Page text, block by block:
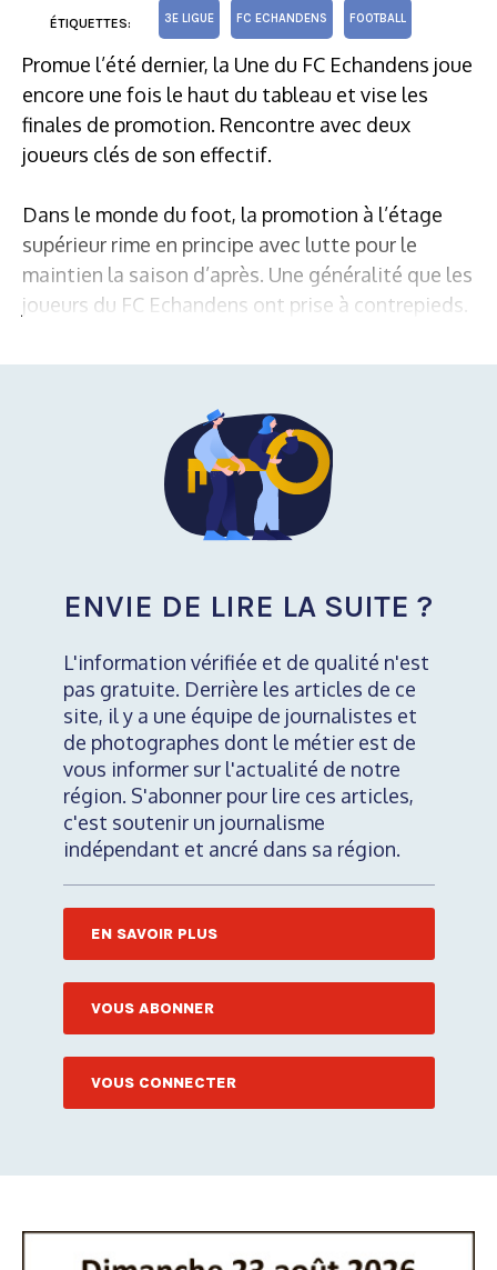
ÉTIQUETTES: 3E LIGUE FC ECHANDENS FOOTBALL
Promue l’été dernier, la Une du FC Echandens joue
encore une fois le haut du tableau et vise les
finales de promotion. Rencontre avec deux
joueurs clés de son effectif.
Dans le monde du foot, la promotion à l’étage
supérieur rime en principe avec lutte pour le
maintien la saison d’après. Une généralité que les
joueurs du FC Echandens ont prise à contrepieds.
ENVIE DE LIRE LA SUITE ?
L'information vérifiée et de qualité n'est
pas gratuite. Derrière les articles de ce
site, il y a une équipe de journalistes et
de photographes dont le métier est de
vous informer sur l'actualité de notre
région. S'abonner pour lire ces articles,
c'est soutenir un journalisme
indépendant et ancré dans sa région.
EN SAVOIR PLUS
VOUS ABONNER
VOUS CONNECTER